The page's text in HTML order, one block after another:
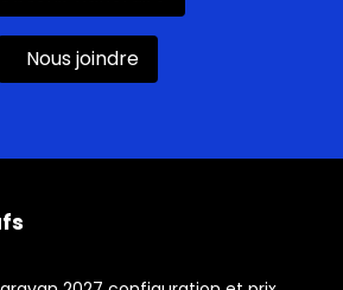
Nous joindre